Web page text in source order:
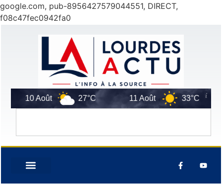
google.com, pub-8956427579044551, DIRECT,
f08c47fec0942fa0
10 Août 27°C 11 Août 33°C